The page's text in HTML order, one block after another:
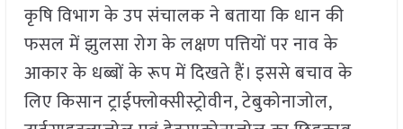
कृषि विभाग के उप संचालक ने बताया कि धान की
फसल में झुलसा रोग के लक्षण पत्तियों पर नाव के
आकार के धब्बों के रूप में दिखते हैं। इससे बचाव के
लिए किसान ट्राईफ्लोक्सीस्ट्रोवीन, टेबुकोनाजोल,